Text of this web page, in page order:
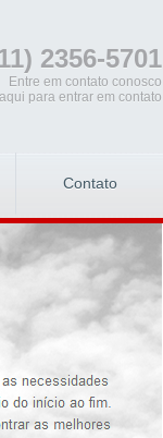
2356-5701
Entre em contato conosco
para entrar em contato
Contato